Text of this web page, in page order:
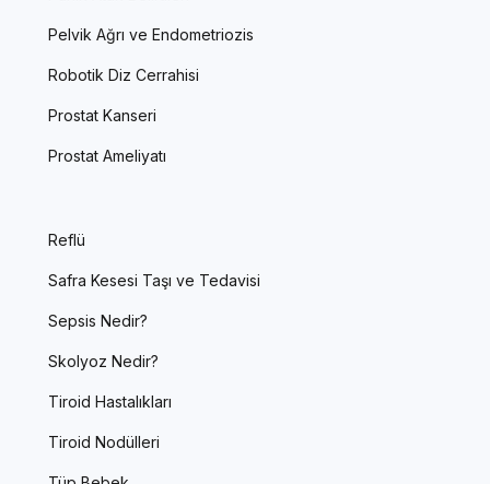
Pelvik Ağrı ve Endometriozis
Robotik Diz Cerrahisi
Prostat Kanseri
Prostat Ameliyatı
Reflü
Safra Kesesi Taşı ve Tedavisi
Sepsis Nedir?
Skolyoz Nedir?
Tiroid Hastalıkları
Tiroid Nodülleri